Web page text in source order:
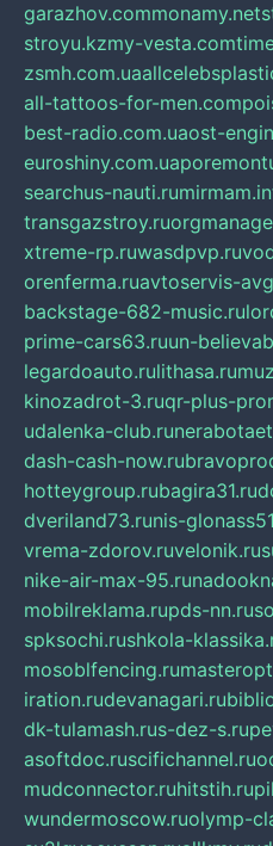
garazhov.commonamy.net
stroyu.kzmy-vesta.com
zsmh.com.ua
all-tattoos-for-men.com
best-radio.com.uaost-
euroshiny.com.ua
searchus-nauti.ru
transgazstroy.ru
xtreme-rp.ruwasdpvp.ru
orenferma.ruavtoservis-
backstage-682-music.ru
prime-cars63.ruun-
legardoauto.rulithasa.ru
kinozadrot-3.ruqr-plus-
udalenka-club.ru
dash-cash-now.ru
hotteygroup.rubagira31.ru
dveriland73.runis-
vrema-zdorov.ruvelonik.ru
nike-air-max-95.ru
mobilreklama.rupds-nn.ru
spksochi.rushkola-
mosoblfencing.ru
iration.rudevanagari.ru
dk-tulamash.rus-dez-s.ru
asoftdoc.ruscifichannel.ru
mudconnector.ruhitstih.ru
wundermoscow.ruolymp-